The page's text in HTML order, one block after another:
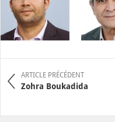
ARTICLE PRÉCÉDENT
Zohra Boukadida